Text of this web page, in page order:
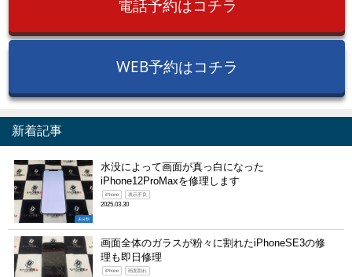
電話予約はコチラ
WEB予約はコチラ
新着記事
未分類
水没によって画面が真っ白になった
iPhone12ProMaxを修理します
iPhone 表示不良
2025.03.30
画面全体のガラスが粉々に割れたiPhoneSE3の修
理も即日修理
iPhone 画面割れ